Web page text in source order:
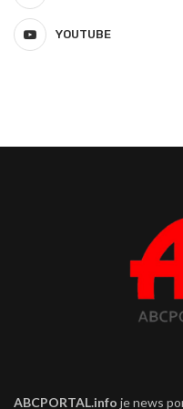
YOUTUBE
ABCPORTAL.info je news